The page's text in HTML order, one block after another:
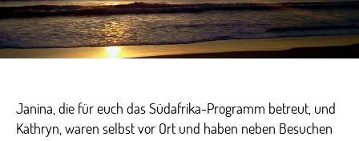
Janina, die für euch das Südafrika-Programm betreut, und
Kathryn, waren selbst vor Ort und haben neben Besuchen